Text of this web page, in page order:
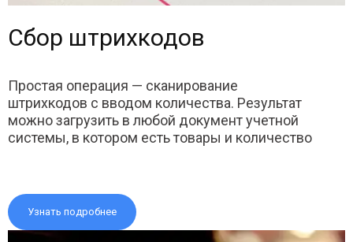
Сбор штрихкодов
Простая операция — сканирование
штрихкодов с вводом количества. Результат
можно загрузить в любой документ учетной
системы, в котором есть товары и количество
Узнать подробнее